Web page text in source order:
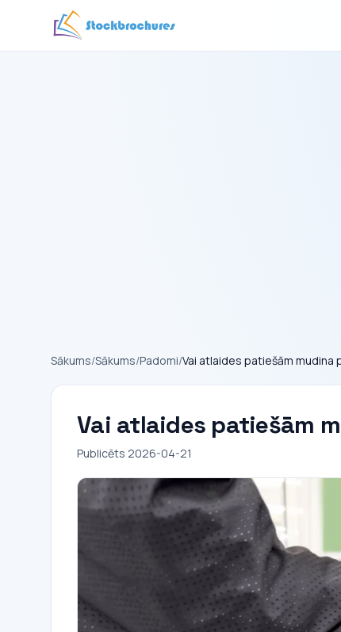
Sākums/Sākums/Padomi/Vai atlaides patiešām mudina
Vai atlaides patiešām
Publicēts 2026-04-21